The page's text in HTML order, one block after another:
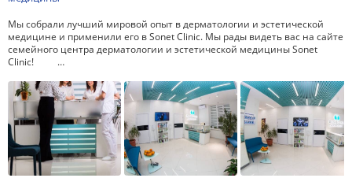
Мы собрали лучший мировой опыт в дерматологии и эстетической
медицине и применили его в Sonet Clinic. Мы рады видеть вас на сайте
семейного центра дерматологии и эстетической медицины Sonet
Clinic! …